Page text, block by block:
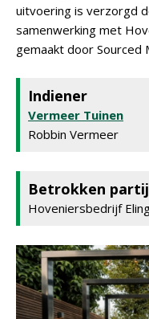
uitvoering is verzorgd
samenwerking met
gemaakt door Sourced
Indiener
Vermeer Tuinen
Robbin Vermeer
Betrokken partij
Hoveniersbedrijf